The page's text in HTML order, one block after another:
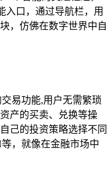
入口，通过导航栏，用
，仿佛在数字世界中自
易功能,用户无需繁琐
产的买卖、兑换等操
己的投资策略选择不同
，就像在金融市场中